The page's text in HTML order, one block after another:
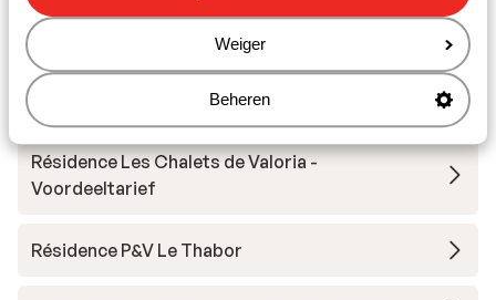
Weiger
Beheren
Residence Les Angeliers
Résidence Les Chalets de Valoria
Résidence Les Chalets de Valoria -
Voordeeltarief
Résidence P&V Le Thabor